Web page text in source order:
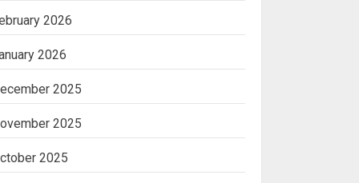
2026
2026
2025
2025
2025